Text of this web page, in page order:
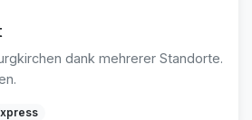
dank mehrerer Standorte.